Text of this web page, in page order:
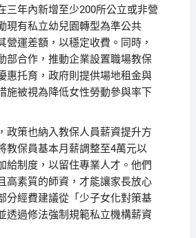
三年內新增至少200所公立或非營
現有私立幼兒園轉型為準公共
營運差額，以穩定收費。同時，
部合作，推動企業設置職場教保
惠托育，政府則提供場地租金與
施被視為降低女性勞動參與率下
政策也納入教保人員薪資提升方
教保員基本月薪調整至4萬元以
給制度，以留住專業人才。他們
高素質的師資，才能讓家長放心
分經費建議從「少子女化對策基
透過修法強制規範私立機構薪資